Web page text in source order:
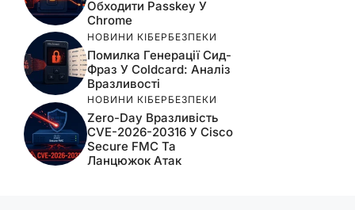
Обходити Passkey У
Chrome
НОВИНИ КІБЕРБЕЗПЕКИ
Помилка Генерації Сид-
Фраз У Coldcard: Аналіз
Вразливості
НОВИНИ КІБЕРБЕЗПЕКИ
Zero-Day Вразливість
CVE-2026-20316 У Cisco
Secure FMC Та
Ланцюжок Атак